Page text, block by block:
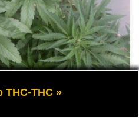
ich cyklu życiowego.
działają, może dać ci
uprawę pełnych smaku
wyjaśniamy, w jaki sposób
gdy są zależne od […]
THC-THC »